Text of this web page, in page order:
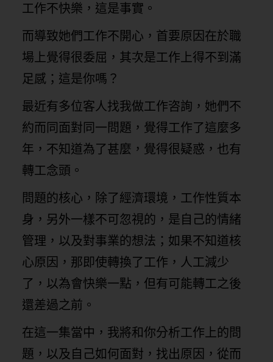
工作不快樂，這是事實。
而導致她們工作不開心，首要原因在於職
場上覺得很委屈，其次是工作上得不到滿
足感；這是你嗎？
最近有多位客人找我做工作咨詢，她們不
約而同面對同一問題，覺得工作了這麼多
年，不知道為了甚麼，覺得很疑惑，也有
轉工念頭。
問題的核心，除了經濟環境，工作性質本
身，另外一樣不可忽視的，是自己的情緒
管理，以及對事業的想法；如果不知道核
心原因，那即使轉換了工作，人工減少
了，以為會快樂一點，但有可能轉工之後
還差過之前。
在這一集當中，我將和你分析工作上的問
題，以及自己如何面對，找出原因，從而